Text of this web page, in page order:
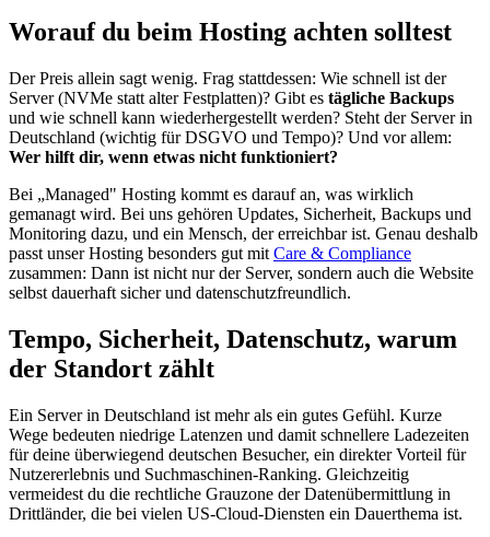
Worauf du beim Hosting achten solltest
Der Preis allein sagt wenig. Frag stattdessen: Wie schnell ist der
Server (NVMe statt alter Festplatten)? Gibt es tägliche Backups
und wie schnell kann wiederhergestellt werden? Steht der Server in
Deutschland (wichtig für DSGVO und Tempo)? Und vor allem:
Wer hilft dir, wenn etwas nicht funktioniert?
Bei „Managed" Hosting kommt es darauf an, was wirklich
gemanagt wird. Bei uns gehören Updates, Sicherheit, Backups und
Monitoring dazu, und ein Mensch, der erreichbar ist. Genau deshalb
passt unser Hosting besonders gut mit Care & Compliance
zusammen: Dann ist nicht nur der Server, sondern auch die Website
selbst dauerhaft sicher und datenschutzfreundlich.
Tempo, Sicherheit, Datenschutz, warum
der Standort zählt
Ein Server in Deutschland ist mehr als ein gutes Gefühl. Kurze
Wege bedeuten niedrige Latenzen und damit schnellere Ladezeiten
für deine überwiegend deutschen Besucher, ein direkter Vorteil für
Nutzererlebnis und Suchmaschinen-Ranking. Gleichzeitig
vermeidest du die rechtliche Grauzone der Datenübermittlung in
Drittländer, die bei vielen US-Cloud-Diensten ein Dauerthema ist.